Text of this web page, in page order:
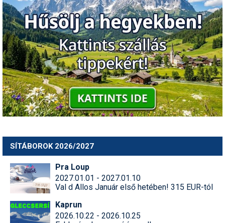
Termékajánló
Történelem
Túrasí
Utasbiztosítás
Utazási tippek
Védőfelszerelés
Wellness
SÍTÁBOROK 2026/2027
Pra Loup
2027.01.01 - 2027.01.10
Val d Allos Január első hetében! 315 EUR-tól
Kaprun
2026.10.22 - 2026.10.25